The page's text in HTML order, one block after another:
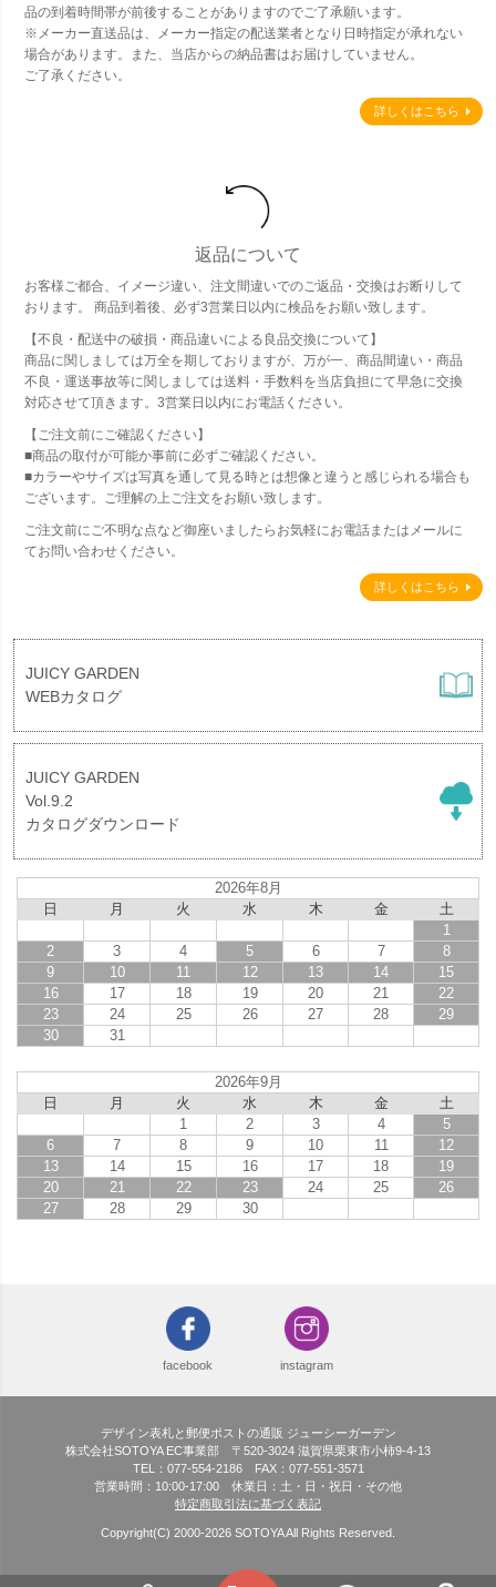
品の到着時間帯が前後することがありますのでご了承願います。
※メーカー直送品は、メーカー指定の配送業者となり日時指定が承れない
場合があります。また、当店からの納品書はお届けしていません。
ご了承ください。
詳しくはこちら
返品について
お客様ご都合、イメージ違い、注文間違いでのご返品・交換はお断りして
おります。 商品到着後、必ず3営業日以内に検品をお願い致します。
【不良・配送中の破損・商品違いによる良品交換について】
商品に関しましては万全を期しておりますが、万が一、商品間違い・商品
不良・運送事故等に関しましては送料・手数料を当店負担にて早急に交換
対応させて頂きます。3営業日以内にお電話ください。
【ご注文前にご確認ください】
■商品の取付が可能か事前に必ずご確認ください。
■カラーやサイズは写真を通して見る時とは想像と違うと感じられる場合も
ございます。ご理解の上ご注文をお願い致します。
ご注文前にご不明な点など御座いましたらお気軽にお電話またはメールに
てお問い合わせください。
詳しくはこちら
JUICY GARDEN
WEBカタログ
JUICY GARDEN
Vol.9.2
カタログダウンロード
2026年8月
日
月 火 水 木 金
土
1
2
3 4 5 6 7
8
9
10 11 12 13 14
15
16
17 18 19 20 21
22
23
24 25 26 27 28
29
30
31
2026年9月
日
月 火 水 木 金
土
1
2 3 4
5
6
7 8 9 10 11
12
13
14 15 16 17 18
19
20
21 22 23 24 25
26
27
28 29 30
facebook instagram
デザイン表札と郵便ポストの通販 ジューシーガーデン
株式会社SOTOYA EC事業部 〒520-3024 滋賀県栗東市小柿9-4-13
TEL：077-554-2186 FAX：077-551-3571
営業時間：10:00-17:00 休業日：土・日・祝日・その他
特定商取引法に基づく表記
Copyright(C) 2000-2026 SOTOYA All Rights Reserved.